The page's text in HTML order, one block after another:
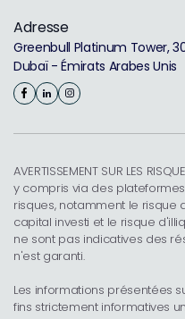
Adresse
Greenbull Platinum Tower,
Dubaï - Émirats Arabes Unis
AVERTISSEMENT SUR LES
y compris via des
risques, notamment le
capital investi et le risque
ne sont pas indicatives des
n'est garanti.
Les informations présentées
fins strictement informatives